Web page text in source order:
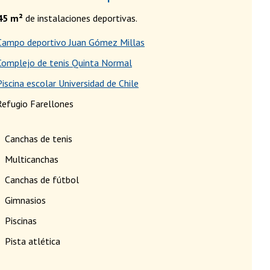
m² de instalaciones deportivas.
deportivo Juan Gómez Millas
de tenis Quinta Normal
escolar Universidad de Chile
Farellones
Canchas de tenis
Multicanchas
Canchas de fútbol
Gimnasios
Piscinas
Pista atlética